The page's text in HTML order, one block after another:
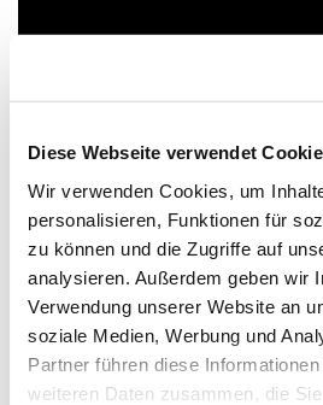
Diese Webseite verwendet
Wir verwenden Cookies, um
personalisieren, Funktionen für
zu können und die Zugriffe auf
analysieren. Außerdem geben wir
Verwendung unserer Website an
soziale Medien, Werbung und
Partner führen diese
weiteren Daten zusammen, die
Dies könnte Sie